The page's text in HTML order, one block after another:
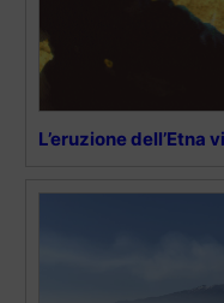
L’eruzione dell’Etna